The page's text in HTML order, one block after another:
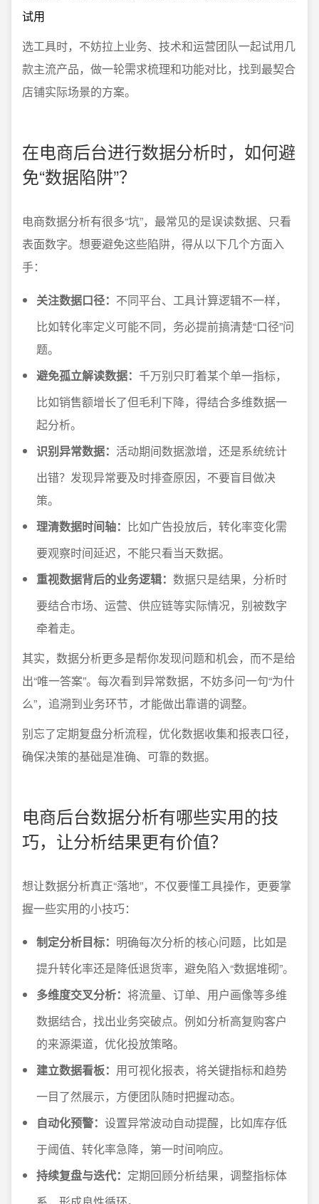
试用
选工具时，不妨拉上业务、技术和运营团队一起试用几
款主流产品，做一轮需求梳理和功能对比，找到最契合
店铺实际场景的方案。
在电商后台进行数据分析时，如何避
免“数据陷阱”？
电商数据分析有很多“坑”，最常见的是误读数据、只看
表面数字。想要避免这些陷阱，得从以下几个方面入
手：
关注数据口径： 不同平台、工具计算逻辑不一样，
比如转化率定义可能不同，务必提前搞清楚“口径”问
题。
避免孤立解读数据： 千万别只盯着某个单一指标，
比如销售额增长了但毛利下降，得结合多维数据一
起分析。
识别异常数据： 活动期间数据激增，还是系统统计
出错？发现异常要及时排查原因，不要盲目做决
策。
理清数据时间轴： 比如广告投放后，转化率变化需
要观察时间延迟，不能只看当天数据。
重视数据背后的业务逻辑： 数据只是结果，分析时
要结合市场、运营、供应链等实际情况，别被数字
牵着走。
其实，数据分析更多是帮你发现问题和机会，而不是给
出“唯一答案”。每次看到异常数据，不妨多问一句“为什
么”，追溯到业务环节，才能做出靠谱的调整。
别忘了定期复盘分析流程，优化数据收集和报表口径，
确保决策的基础是准确、可靠的数据。
电商后台数据分析有哪些实用的技
巧，让分析结果更有价值？
想让数据分析真正“落地”，不仅要懂工具操作，更要掌
握一些实用的小技巧：
制定分析目标： 明确每次分析的核心问题，比如是
提升转化率还是降低退货率，避免陷入“数据堆砌”。
多维度交叉分析： 将流量、订单、用户画像等多维
数据结合，找出业务突破点。例如分析高复购客户
的来源渠道，优化投放策略。
建立数据看板： 用可视化报表，将关键指标和趋势
一目了然展示，方便团队随时把握动态。
自动化预警： 设置异常波动自动提醒，比如库存低
于阈值、转化率急降，第一时间响应。
持续复盘与迭代： 定期回顾分析结果，调整指标体